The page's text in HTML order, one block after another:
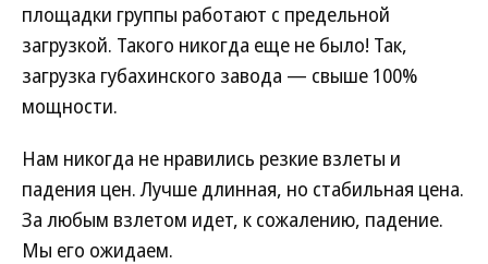
площадки группы работают с предельной
загрузкой. Такого никогда еще не было! Так,
загрузка губахинского завода — свыше 100%
мощности.
Нам никогда не нравились резкие взлеты и
падения цен. Лучше длинная, но стабильная цена.
За любым взлетом идет, к сожалению, падение.
Мы его ожидаем.